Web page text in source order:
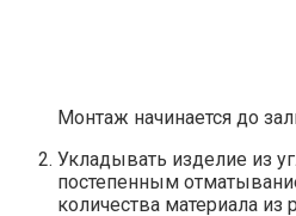
Монтаж начинается до
Укладывать изделие из
постепенным
количества материала из